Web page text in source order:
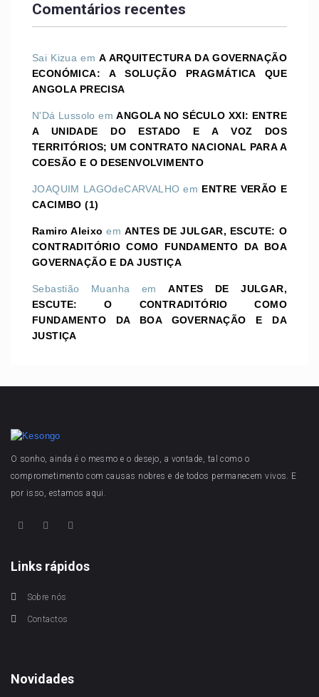
Comentários recentes
Sai Kizua emA ARQUITECTURA DA GOVERNAÇÃO
ECONÓMICA: A SOLUÇÃO PRAGMÁTICA QUE
ANGOLA PRECISA
N'Dá Lussolo emANGOLA NO SÉCULO XXI: ENTRE
A UNIDADE DO ESTADO E A VOZ DOS
TERRITÓRIOS; UM CONTRATO NACIONAL PARA A
COESÃO E O DESENVOLVIMENTO
JOAQUIM LAGOdeCARVALHO em ENTRE VERÃO E
CACIMBO (1)
Ramiro Aleixo emANTES DE JULGAR, ESCUTE: O
CONTRADITÓRIO COMO FUNDAMENTO DA BOA
GOVERNAÇÃO E DA JUSTIÇA
Sebastião Muanha emANTES DE JULGAR,
ESCUTE: O CONTRADITÓRIO COMO
FUNDAMENTO DA BOA GOVERNAÇÃO E DA
JUSTIÇA
O sonho, ainda é o mesmo e o desejo, a vontade, tal como o
comprometimento com causas nobres e de todos permanecem vivos. E
por isso, estamos aqui.
Links rápidos
Sobre nós
Contactos
Novidades